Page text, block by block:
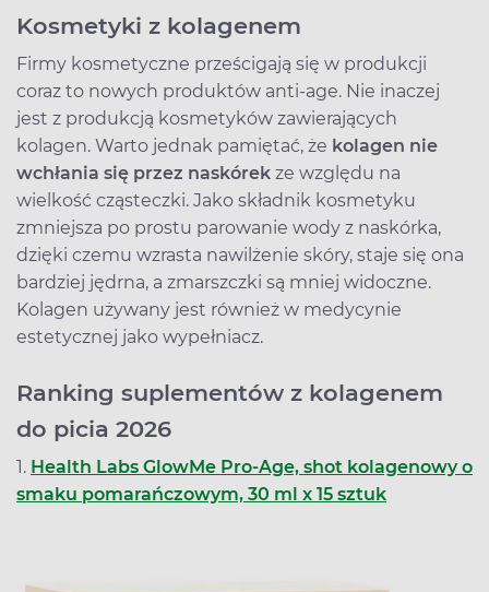
Kosmetyki z kolagenem
Firmy kosmetyczne prześcigają się w produkcji
coraz to nowych produktów anti-age. Nie inaczej
jest z produkcją kosmetyków zawierających
kolagen. Warto jednak pamiętać, że kolagen nie
wchłania się przez naskórek ze względu na
wielkość cząsteczki. Jako składnik kosmetyku
zmniejsza po prostu parowanie wody z naskórka,
dzięki czemu wzrasta nawilżenie skóry, staje się ona
bardziej jędrna, a zmarszczki są mniej widoczne.
Kolagen używany jest również w medycynie
estetycznej jako wypełniacz.
Ranking suplementów z kolagenem
do picia 2026
1. Health Labs GlowMe Pro-Age, shot kolagenowy o
smaku pomarańczowym, 30 ml x 15 sztuk